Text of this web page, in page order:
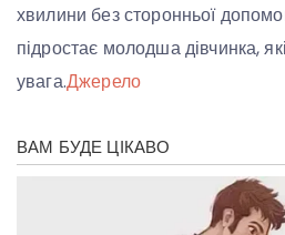
хвилини без сторонньої
підростає молодша дівчинка,
увага.Джерело